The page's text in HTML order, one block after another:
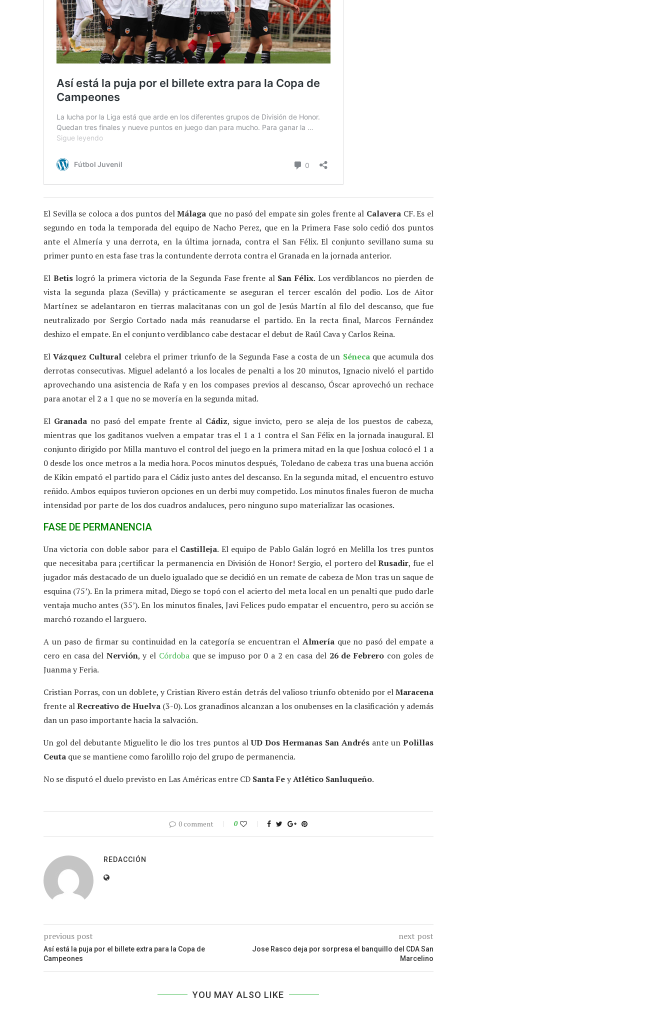
El Sevilla se coloca a dos puntos delMálaga que no pasó del empate sin goles frente al Calavera CF. Es el
segundo en toda la temporada del equipo de Nacho Perez, que en la Primera Fase solo cedió dos puntos
ante el Almería y una derrota, en la última jornada, contra el San Félix. El conjunto sevillano suma su
primer punto en esta fase tras la contundente derrota contra el Granada en la jornada anterior.
El Betislogró la primera victoria de la Segunda Fase frente al San Félix. Los verdiblancos no pierden de
vista la segunda plaza (Sevilla) y prácticamente se aseguran el tercer escalón del podio. Los de Aitor
Martínez se adelantaron en tierras malacitanas con un gol de Jesús Martín al filo del descanso, que fue
neutralizado por Sergio Cortado nada más reanudarse el partido. En la recta final, Marcos Fernández
deshizo el empate. En el conjunto verdiblanco cabe destacar el debut de Raúl Cava y Carlos Reina.
ElVázquez Cultural celebra el primer triunfo de la Segunda Fase a costa de un Sénecaque acumula dos
derrotas consecutivas. Miguel adelantó a los locales de penalti a los 20 minutos, Ignacio niveló el partido
aprovechando una asistencia de Rafa y en los compases previos al descanso, Óscar aprovechó un rechace
para anotar el 2 a 1 que no se movería en la segunda mitad.
El Granadano pasó del empate frente al Cádiz, sigue invicto, pero se aleja de los puestos de cabeza,
mientras que los gaditanos vuelven a empatar tras el 1 a 1 contra el San Félix en la jornada inaugural. El
conjunto dirigido por Milla mantuvo el control del juego en la primera mitad en la que Joshua colocó el 1 a
0 desde los once metros a la media hora. Pocos minutos después, Toledano de cabeza tras una buena acción
de Kikin empató el partido para el Cádiz justo antes del descanso. En la segunda mitad, el encuentro estuvo
reñido. Ambos equipos tuvieron opciones en un derbi muy competido. Los minutos finales fueron de mucha
intensidad por parte de los dos cuadros andaluces, pero ninguno supo materializar las ocasiones.
FASE DE PERMANENCIA
Una victoria con doble sabor para el Castilleja. El equipo de Pablo Galán logró en Melilla los tres puntos
que necesitaba para ¡certificar la permanencia en División de Honor! Sergio, el portero delRusadir, fue el
jugador más destacado de un duelo igualado que se decidió en un remate de cabeza de Mon tras un saque de
esquina (75’). En la primera mitad, Diego se topó con el acierto del meta local en un penalti que pudo darle
ventaja mucho antes (35’). En los minutos finales, Javi Felices pudo empatar el encuentro, pero su acción se
marchó rozando el larguero.
A un paso de firmar su continuidad en la categoría se encuentran el Almeríaque no pasó del empate a
cero en casa del Nervión, y el Córdobaque se impuso por 0 a 2 en casa del 26 de Febrerocon goles de
Juanma y Feria.
Cristian Porras, con un doblete, y Cristian Rivero están detrás del valioso triunfo obtenido por elMaracena
frente alRecreativo de Huelva (3-0). Los granadinos alcanzan a los onubenses en la clasificación y además
dan un paso importante hacia la salvación.
Un gol del debutante Miguelito le dio los tres puntos alUD Dos Hermanas San Andrésante un Polillas
Ceuta que se mantiene como farolillo rojo del grupo de permanencia.
No se disputó el duelo previsto en Las Américas entre CD Santa FeyAtlético Sanluqueño.
0 comment 0
REDACCIÓN
previous post
Así está la puja por el billete extra para la Copa de
Campeones
next post
Jose Rasco deja por sorpresa el banquillo del CDA San
Marcelino
YOU MAY ALSO LIKE